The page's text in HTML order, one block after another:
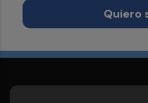
Quiero